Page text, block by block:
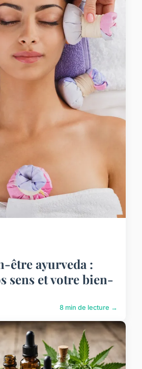
être ayurveda :
sens et votre bien-
8 min de lecture →